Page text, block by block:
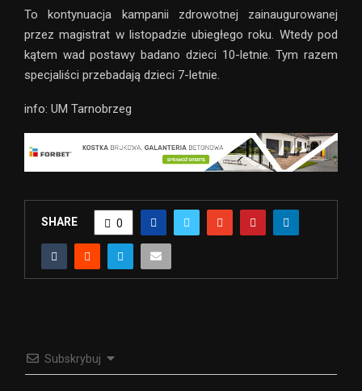
To kontynuacja kampanii zdrowotnej zainaugurowanej
przez magistrat w listopadzie ubiegłego roku. Wtedy pod
kątem wad postawy badano dzieci 10-letnie. Tym razem
specjaliści przebadają dzieci 7-letnie.
info: UM Tarnobrzeg
SHARE 0
Subskrybuj